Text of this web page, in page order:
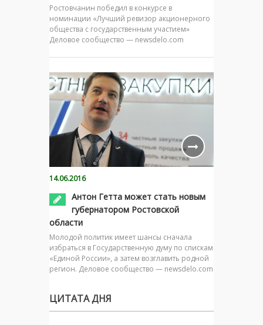
Ростовчанин победил в конкурсе в
номинации «Лучший ревизор акционерного
общества с государственным участием»
Деловое сообщество — newsdelo.com
14.06.2016
Антон Гетта может стать новым
губернатором Ростовской
области
Молодой политик имеет шансы сначала
избраться в Государственную думу по спискам
«Единой России», а затем возглавить родной
регион. Деловое сообщество — newsdelo.com
ЦИТАТА ДНЯ